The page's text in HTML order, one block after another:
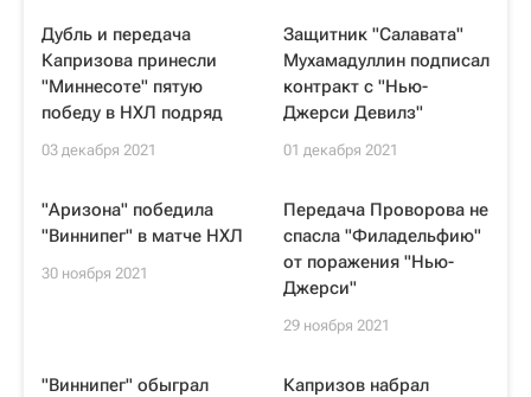
Дубль и передача
Капризова принесли
"Миннесоте" пятую
победу в НХЛ подряд
03 декабря 2021
Защитник "Салавата"
Мухамадуллин подписал
контракт с "Нью-
Джерси Девилз"
01 декабря 2021
"Аризона" победила
"Виннипег" в матче НХЛ
30 ноября 2021
Передача Проворова не
спасла "Филадельфию"
от поражения "Нью-
Джерси"
29 ноября 2021
"Виннипег" обыграл
Капризов набрал